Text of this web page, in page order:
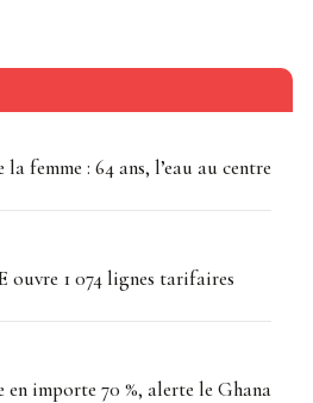
femme : 64 ans, l’eau au centre
ouvre 1 074 lignes tarifaires
en importe 70 %, alerte le Ghana